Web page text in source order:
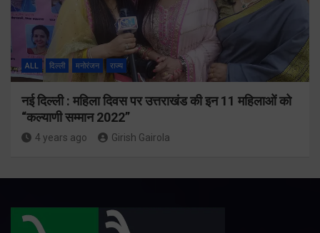
ALL दिल्ली मनोरंजन राज्य
नई दिल्ली : महिला दिवस पर उत्तराखंड की इन 11 महिलाओं को
“कल्याणी सम्मान 2022”
4 years ago Girish Gairola